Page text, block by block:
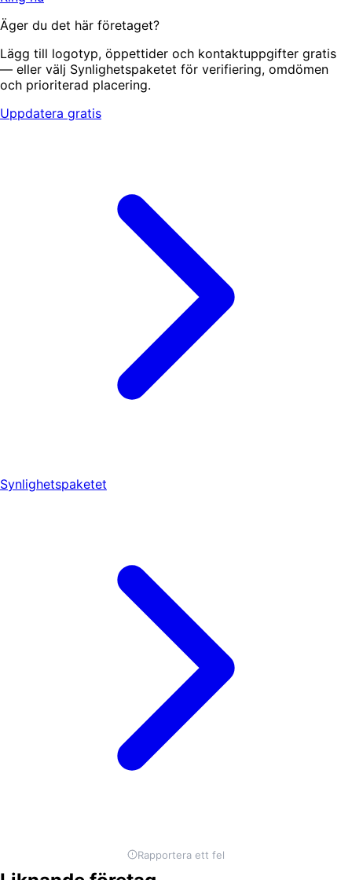
Äger du det här företaget?
Lägg till logotyp, öppettider och kontaktuppgifter gratis
— eller välj Synlighetspaketet för verifiering, omdömen
och prioriterad placering.
Uppdatera gratis
Synlighetspaketet
Rapportera ett fel